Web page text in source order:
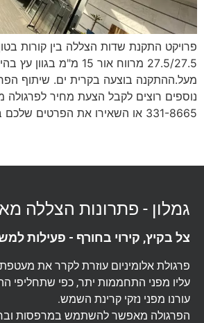
התקנת שדות הצללה בין קורות בטון
27.5/27.5 מרווח אור 15 מ"מ בגוון
בוצעה בקרית ים. שיתוף הפרויקט
את הפרטים שלכם בטופס
- פתרונות הצללה
בקיץ, קירוי בחורף - פעילות למשך
אלומיניום עוזרת לקרר את מעטפת
מפני התחממות יתר, כפי שתחליפי
מפני נזקי קרינת השמש.
מאפשר להשתמש במרפסות ובחצר או